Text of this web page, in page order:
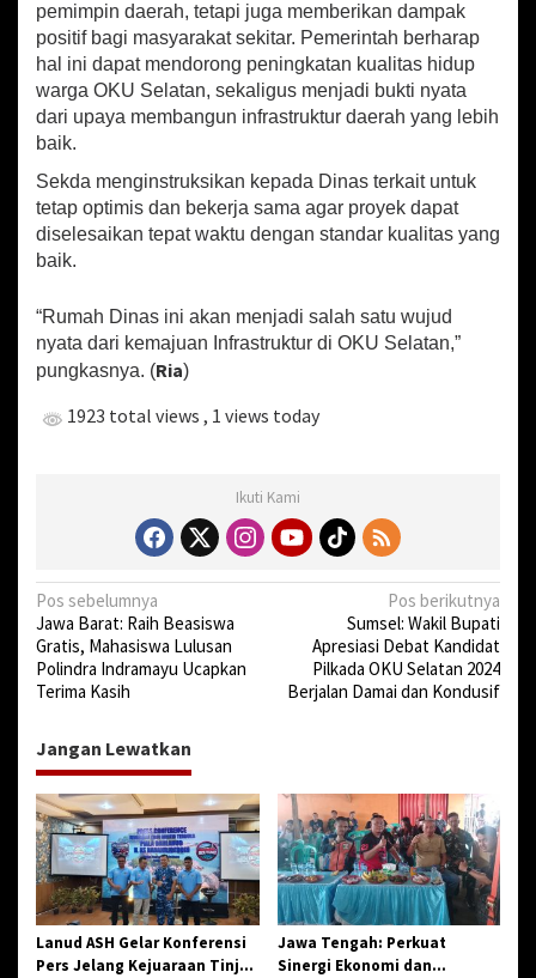
e
k
e
r
j
n
T
e
W
a
k
u
u
s
m
b
a
n
a
n
R
u
m
a
h
D
pemimpin daerah, tetapi juga memberikan dampak
positif bagi masyarakat sekitar. Pemerintah berharap
hal ini dapat mendorong peningkatan kualitas hidup
warga OKU Selatan, sekaligus menjadi bukti nyata
dari upaya membangun infrastruktur daerah yang lebih
baik.
Sekda menginstruksikan kepada Dinas terkait untuk
tetap optimis dan bekerja sama agar proyek dapat
diselesaikan tepat waktu dengan standar kualitas yang
baik.
“Rumah Dinas ini akan menjadi salah satu wujud
nyata dari kemajuan Infrastruktur di OKU Selatan,”
pungkasnya. (Ria)
1923 total views , 1 views today
Ikuti Kami
N
a
v
i
g
a
s
i
p
o
s
Pos sebelumnya
Jawa Barat: Raih Beasiswa
Gratis, Mahasiswa Lulusan
Polindra Indramayu Ucapkan
Terima Kasih
Pos berikutnya
Sumsel: Wakil Bupati
Apresiasi Debat Kandidat
Pilkada OKU Selatan 2024
Berjalan Damai dan Kondusif
Jangan Lewatkan
Lanud ASH Gelar Konferensi
Pers Jelang Kejuaraan Tinju
Jawa Tengah: Perkuat
Sinergi Ekonomi dan